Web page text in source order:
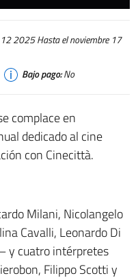
2025 Hasta el noviembre 17
Bajo pago:No
complace en
dedicado al cine
con Cinecittà.
Milani, Nicolangelo
Cavalli, Leonardo Di
y cuatro intérpretes
Filippo Scotti y